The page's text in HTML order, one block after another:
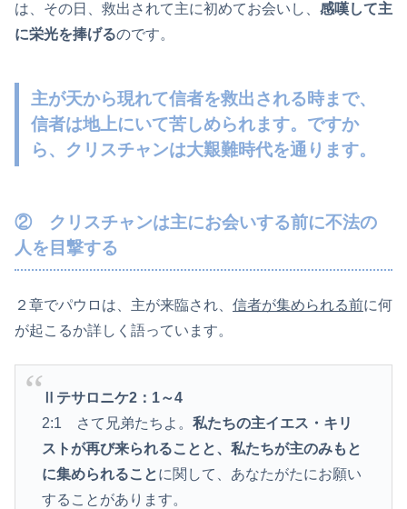
は、その日、救出されて主に初めてお会いし、 感嘆して主
に栄光を捧げるのです。
主が天から現れて信者を救出される時まで、
信者は地上にいて苦しめられます。ですか
ら、クリスチャンは大艱難時代を通ります。
② クリスチャンは主にお会いする前に不法の
人を目撃する
２章でパウロは、主が来臨され、 信者が集められる前に何
が起こるか詳しく語っています。
Ⅱテサロニケ2：1～4
2:1 さて兄弟たちよ。 私たちの主イエス・キリ
ストが再び来られることと、私たちが主のみもと
に集められることに関して、あなたがたにお願い
することがあります。